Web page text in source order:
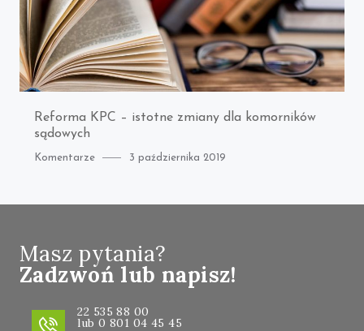
Reforma KPC – istotne zmiany dla komorników
sądowych
Category
Komentarze
Posted
3 października 2019
Masz pytania?
Zadzwoń lub napisz!
22 535 88 00
lub 0 801 04 45 45